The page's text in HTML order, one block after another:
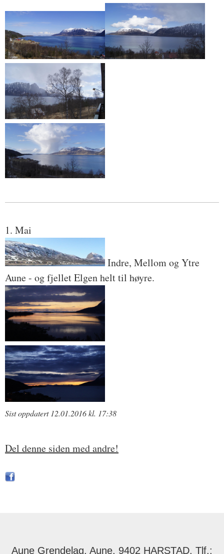
1. Mai
Indre, Mellom og Ytre
Aune - og fjellet Elgen helt til høyre.
Sist oppdatert 12.01.2016 kl. 17:38
Del denne siden med andre!
Aune Grendelag, Aune, 9402 HARSTAD, Tlf.: